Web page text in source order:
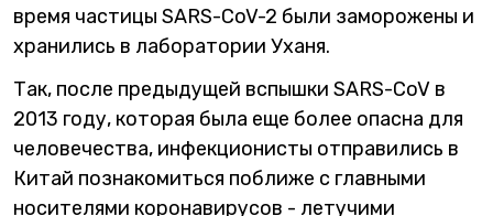
время частицы SARS-CoV-2 были заморожены и
хранились в лаборатории Уханя.
Так, после предыдущей вспышки SARS-CoV в
2013 году, которая была еще более опасна для
человечества, инфекционисты отправились в
Китай познакомиться поближе с главными
носителями коронавирусов - летучими